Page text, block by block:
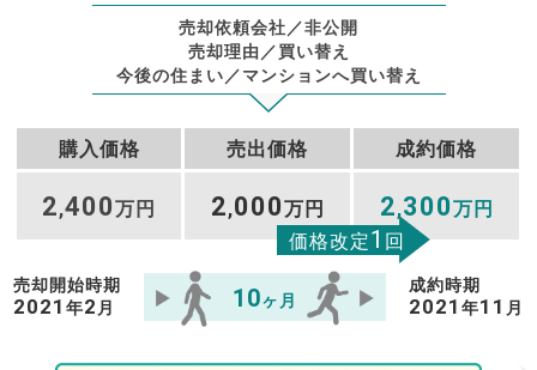
売却依頼会社／非公開
売却理由／買い替え
今後の住まい／マンションへ買い替え
購入価格 売出価格 成約価格
2,400万円 2,000万円 2,300万円
価格改定1 回
売却開始時期
2021年2 月 10ヶ月
成約時期
2021 年11 月